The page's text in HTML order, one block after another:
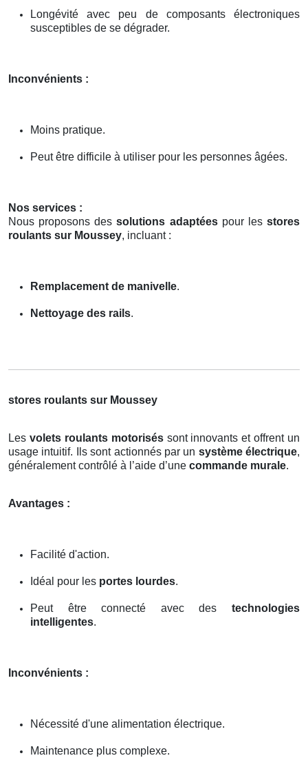
Longévité avec peu de composants électroniques
susceptibles de se dégrader.
Inconvénients :
Moins pratique.
Peut être difficile à utiliser pour les personnes âgées.
Nos services :
Nous proposons dessolutions adaptéespour lesstores
roulants sur Moussey, incluant :
Remplacement de manivelle.
Nettoyage des rails.
stores roulants sur Moussey
Les volets roulants motoriséssont innovants et offrent un
usage intuitif. Ils sont actionnés par un système électrique,
généralement contrôlé à l’aide d’une commande murale.
Avantages :
Facilité d'action.
Idéal pour les portes lourdes.
Peut être connecté avec des technologies
intelligentes.
Inconvénients :
Nécessité d'une alimentation électrique.
Maintenance plus complexe.